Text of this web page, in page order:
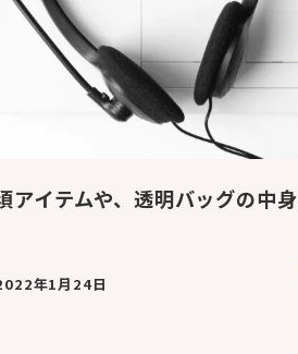
アイテムや、透明バッグの中身
年1月24日